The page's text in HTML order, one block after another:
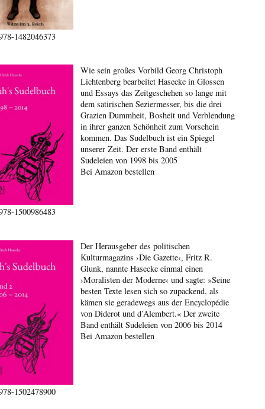
1482046373
1500986483
Wie sein großes Vorbild Georg Christoph
Lichtenberg bearbeitet Hasecke in Glossen
und Essays das Zeitgeschehen so lange mit
dem satirischen Seziermesser, bis die drei
Grazien Dummheit, Bosheit und Verblendung
in ihrer ganzen Schönheit zum Vorschein
kommen. Das Sudelbuch ist ein Spiegel
unserer Zeit. Der erste Band enthält
Sudeleien von 1998 bis 2005
Bei Amazon bestellen
1502478900
Der Herausgeber des politischen
Kulturmagazins ›Die Gazette‹, Fritz R.
Glunk, nannte Hasecke einmal einen
›Moralisten der Moderne‹ und sagte: »Seine
besten Texte lesen sich so zupackend, als
kämen sie geradewegs aus der Encyclopédie
von Diderot und d’Alembert.« Der zweite
Band enthält Sudeleien von 2006 bis 2014
Bei Amazon bestellen